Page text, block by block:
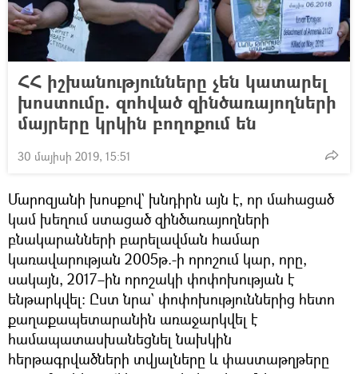
ՀՀ իշխանությունները չեն կատարել
խոստումը. զոհված զինծառայողների
մայրերը կրկին բողոքում են
30 մայիսի 2019, 15:51
Մարոզյանի խոսքով` խնդիրն այն է, որ մահացած
կամ խեղում ստացած զինծառայողների
բնակարանների բարելավման համար
կառավարության 2005թ.-ի որոշում կար, որը,
սակայն, 2017–ին որոշակի փոփոխության է
ենթարկվել։ Ըստ նրա` փոփոխություններից հետո
քաղաքապետարանին առաջարկվել է
համապատասխանեցնել նախկին
հերթագրվածների տվյալները և փաստաթղթերը